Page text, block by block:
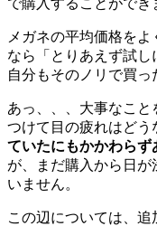
メガネの平均価格を
なら「とりあえず試し
自分もそのノリで買っ
あっ、、、大事なこと
つけて目の疲れはどう
ていたにもかかわら
が、まだ購入から日
いません。
この辺については、